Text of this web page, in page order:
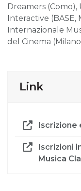
Dreamers (Como),
Interactive (BASE,
Internazionale
del Cinema
Link
Iscrizione
Iscrizioni
Musica